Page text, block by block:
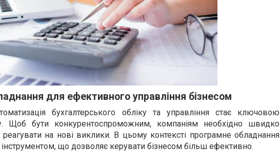
для ефективного управління бізнесом
бухгалтерського обліку та управління стає ключовою
Щоб бути конкурентоспроможним, компаніям необхідно швидко
реагувати на нові виклики. В цьому контексті програмне обладнання
інструментом, що дозволяє керувати бізнесом більш ефективно.